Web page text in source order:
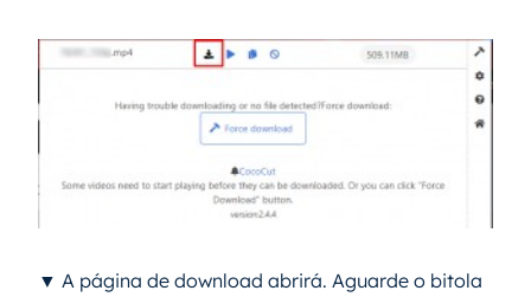
▼ A página de download abrirá. Aguarde o bitola